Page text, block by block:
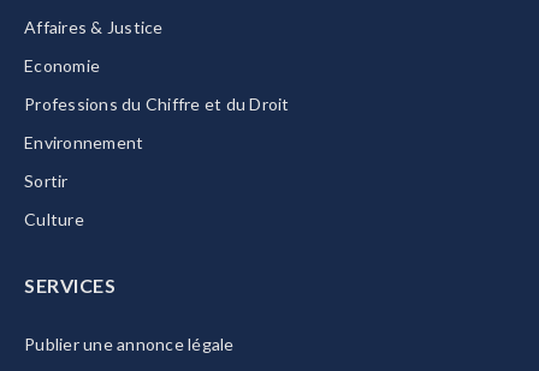
Affaires & Justice
Economie
Professions du Chiffre et du Droit
Environnement
Sortir
Culture
SERVICES
Publier une annonce légale